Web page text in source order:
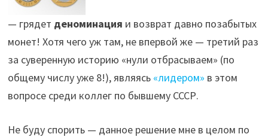
— грядет деноминация и возврат давно позабытых
монет! Хотя чего уж там, не впервой же — третий раз
за суверенную историю «нули отбрасываем» (по
общему числу уже 8!), являясь «лидером» в этом
вопросе среди коллег по бывшему СССР.
Не буду спорить — данное решение мне в целом по